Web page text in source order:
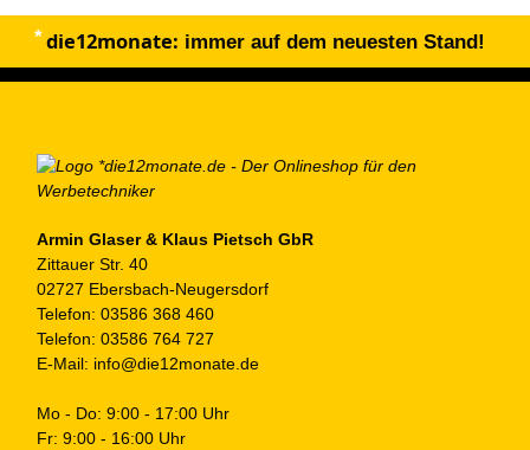
die12monate: immer auf dem neuesten Stand!
Armin Glaser & Klaus Pietsch GbR
Zittauer Str. 40
02727 Ebersbach-Neugersdorf
Telefon: 03586 368 460
Telefon: 03586 764 727
E-Mail: info@die12monate.de
Mo - Do: 9:00 - 17:00 Uhr
Fr: 9:00 - 16:00 Uhr